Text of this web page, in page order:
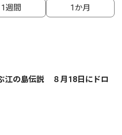
1週間 1か月
江の島伝説 ８月18日にドロ